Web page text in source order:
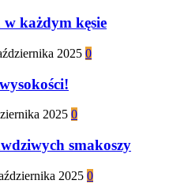
w każdym kęsie
2025 0
2025 0
smakoszy
2025 0